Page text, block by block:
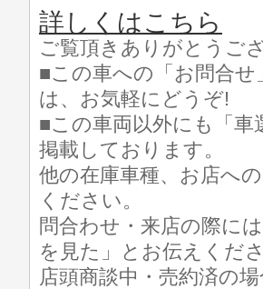
詳しくはこちら
ご覧頂きありがとうご
■この車への「お問合せ
は、お気軽にどうぞ!
■この車両以外にも「
掲載しております。
他の在庫車種、お店へ
ください。
問合わせ・来店の際に
を見た」とお伝えくださ
店頭商談中・売約済の